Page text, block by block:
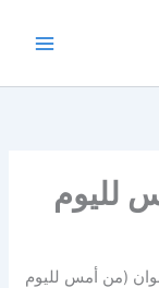
لليوم
(من أمس لليوم